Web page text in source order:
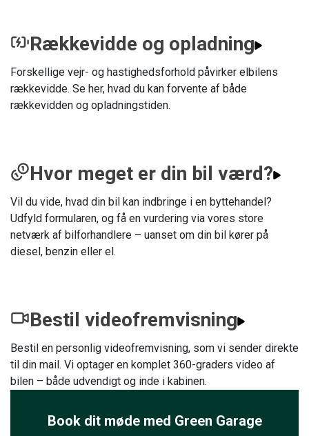
Rækkevidde og opladning
Forskellige vejr- og hastighedsforhold påvirker elbilens
rækkevidde. Se her, hvad du kan forvente af både
rækkevidden og opladningstiden.
Hvor meget er din bil værd?
Vil du vide, hvad din bil kan indbringe i en byttehandel?
Udfyld formularen, og få en vurdering via vores store
netværk af bilforhandlere – uanset om din bil kører på
diesel, benzin eller el.
Bestil videofremvisning
Bestil en personlig videofremvisning, som vi sender direkte
til din mail. Vi optager en komplet 360-graders video af
bilen – både udvendigt og inde i kabinen.
Book dit møde med Green Garage